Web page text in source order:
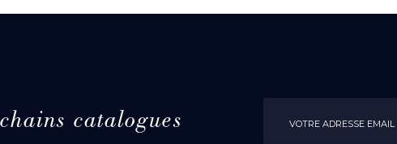
catalogues